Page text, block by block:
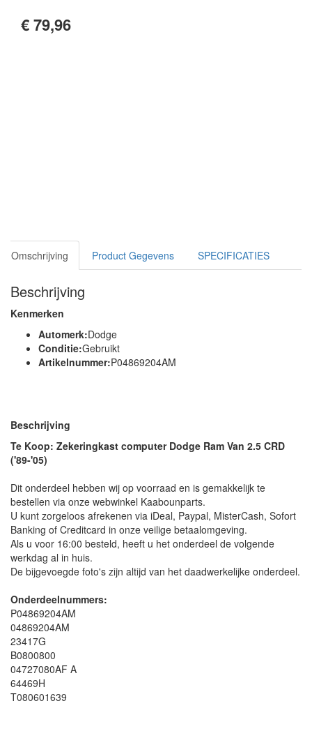
€ 79,96
Omschrijving Product Gegevens SPECIFICATIES
Beschrijving
Kenmerken
Automerk:Dodge
Conditie:Gebruikt
Artikelnummer:P04869204AM
Beschrijving
Te Koop: Zekeringkast computer Dodge Ram Van 2.5 CRD
('89-'05)
Dit onderdeel hebben wij op voorraad en is gemakkelijk te
bestellen via onze webwinkel Kaabounparts.
U kunt zorgeloos afrekenen via iDeal, Paypal, MisterCash, Sofort
Banking of Creditcard in onze veilige betaalomgeving.
Als u voor 16:00 besteld, heeft u het onderdeel de volgende
werkdag al in huis.
De bijgevoegde foto's zijn altijd van het daadwerkelijke onderdeel.
Onderdeelnummers:
P04869204AM
04869204AM
23417G
B0800800
04727080AF A
64469H
T080601639